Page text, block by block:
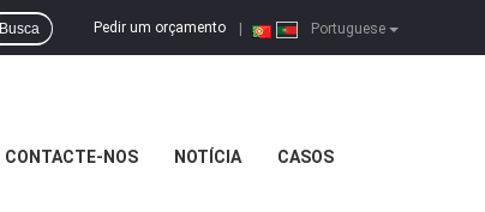
Portuguese
Pedir um orçamento
Busca
CONTACTE-NOS NOTÍCIA CASOS